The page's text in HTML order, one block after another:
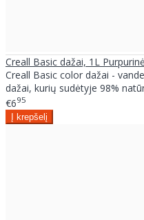
Creall Basic dažai, 1L
Creall Basic color dažai -
dažai, kurių sudėtyje 98%
€695